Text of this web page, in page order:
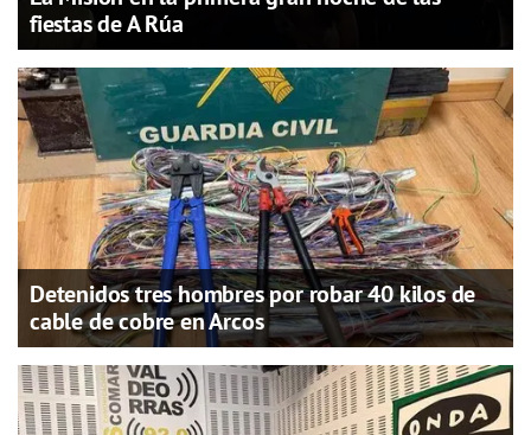
fiestas de A Rúa
Detenidos tres hombres por robar 40 kilos de
cable de cobre en Arcos